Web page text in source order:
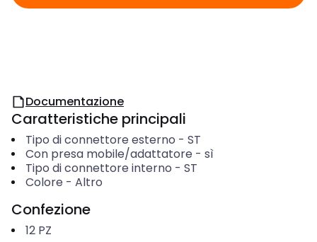
Documentazione
Caratteristiche principali
Tipo di connettore esterno - ST
Con presa mobile/adattatore - sì
Tipo di connettore interno - ST
Colore - Altro
Confezione
12 PZ